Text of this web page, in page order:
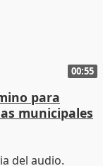
00:55
para
municipales